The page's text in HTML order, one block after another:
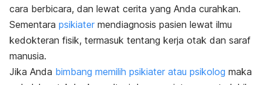
cara berbicara, dan lewat cerita yang Anda curahkan.
Sementara psikiater mendiagnosis pasien lewat ilmu
kedokteran fisik, termasuk tentang kerja otak dan saraf
manusia.
Jika Anda bimbang memilih psikiater atau psikolog maka